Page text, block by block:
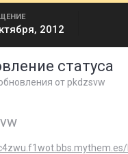
2012
статуса
от pkdzsvw